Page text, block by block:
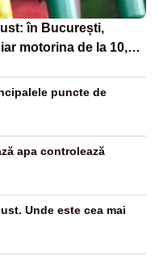
în București,
motorina de la 10,57
puncte de
apa controlează
Unde este cea mai